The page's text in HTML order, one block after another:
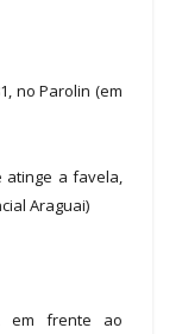
no Parolin (em
atinge a favela,
Araguai)
em frente ao